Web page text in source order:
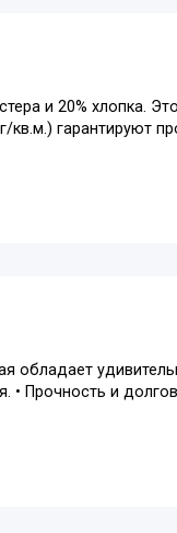
и 20% хлопка.
кв.м.) гарантируют
обладает
• Прочность и